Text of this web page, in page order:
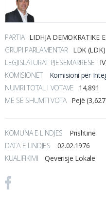
PARTIA LIDHJA DEMOKRATIKE
GRUPI PARLAMENTAR
LDK (LDK)
LEGJISLATURAT PJESËMARRËSE
KOMISIONET
Komisioni për
NUMRI TOTAL I VOTAVE
14,891
MË SË SHUMTI VOTA Pejë
KOMUNA E LINDJES
Prishtinë
DATA E LINDJES
02.02.1976
KUALIFIKIMI
Qeverisje Lokale